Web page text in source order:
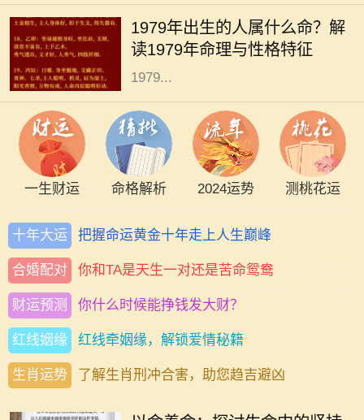
1979年出生的人属什么命？解
读1979年命理与性格特征
而神秘的学问，承载了人们对未来的
期望与生活的智慧。尤其是生肖对命
理的影响更是让不少人颇感兴趣。
1979...
一生财运 命格解析 2024运势 测桃花运
十年大运 把握命运黄金十年走上人生巅峰
合婚配对 你和TA是天生一对还是苦命鸳鸯
财运预测 你什么时候能挣钱发大财？
红线姻缘 红线牵姻缘，解锁爱情秘籍
生肖运势 了解生肖刑冲合害，助您趋吉避凶
在我们生活的每一天，“以命养命”这